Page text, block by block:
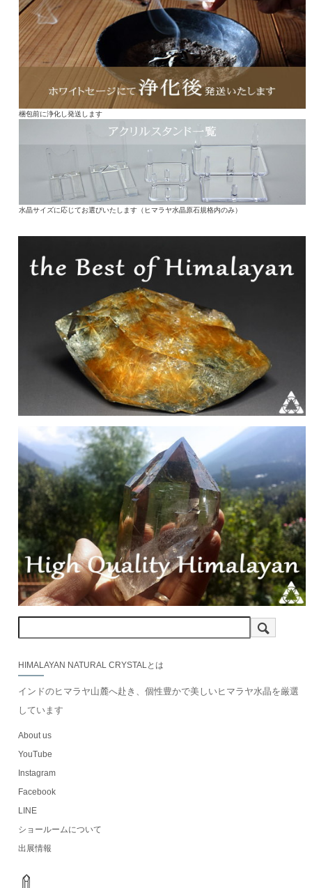
梱包前に浄化し発送します
水晶サイズに応じてお選びいたします（ヒマラヤ水晶原石規格内のみ）
HIMALAYAN NATURAL CRYSTALとは
インドのヒマラヤ山麓へ赴き、個性豊かで美しいヒマラヤ水晶を厳選
しています
About us
YouTube
Instagram
Facebook
LINE
ショールームについて
出展情報